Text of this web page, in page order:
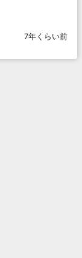
7年くらい前